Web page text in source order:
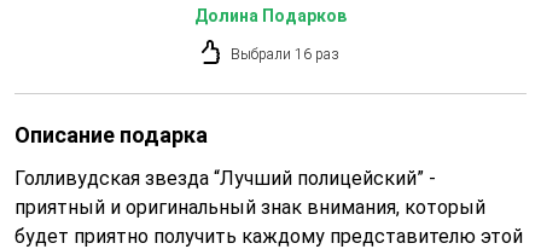
Долина Подарков
Выбрали 16 раз
Описание подарка
Голливудская звезда “Лучший полицейский” -
приятный и оригинальный знак внимания, который
будет приятно получить каждому представителю этой